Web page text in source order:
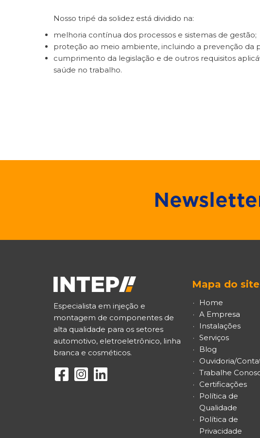
Nosso tripé da solidez está dividido na:
melhoria contínua dos processos e sistemas de gestão;
proteção ao meio ambiente, incluindo a prevenção da
cumprimento da legislação e de outros requisitos
saúde no trabalho.
Especialista em injeção e
montagem de componentes de
alta qualidade para os setores
automotivo, eletroeletrônico, linha
branca e cosméticos.
Mapa do site
Home
A Empresa
Instalações
Serviços
Blog
Ouvidoria/
Trabalhe
Certificações
Política de
Qualidade
Política de
Privacidade